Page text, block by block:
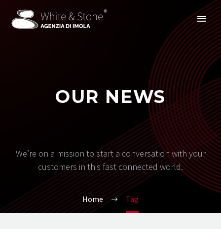
OUR NEWS
We’re on a mission to start a conversation with your
customers in this fast connected world.
Home Tag